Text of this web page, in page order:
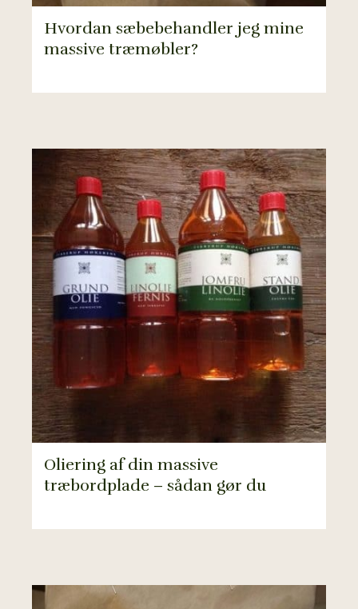
Hvordan sæbebehandler jeg mine
massive træmøbler?
Oliering af din massive
træbordplade – sådan gør du